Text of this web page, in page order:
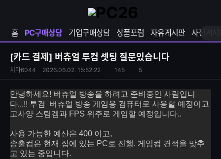
열
와
이
지
홈 PC구매상담 기업구매상담 상품포럼 자유게시판 사진게시
쳐
[카드 결제] 버츄얼 투컴 셋팅 질문있습니다
치타6044 2026.06.02. 15:52:22
조
회
수
145
댓
글
수
5
N
S
안녕하세요! 버츄얼 방송을 하려고 준비중인 사람입니
다...!! 투컴 버츄얼 방송 게임용 컴퓨터로 사용할 예정이고
고사양 스팀겜과 FPS 위주로 게임할 예정입니다..
사용 가능한 예산은 400 이고,
송출컴은 현재 집에 있는 PC로 진행, 게임컴 견적을 맞추
고 있는 중입니다.